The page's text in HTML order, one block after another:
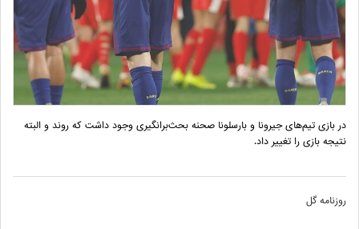
در بازی تیم‌های جیرونا و بارسلونا صحنه بحث‌برانگیری وجود داشت که روند و البته
نتیجه بازی را تغییر داد.
روزنامه گل